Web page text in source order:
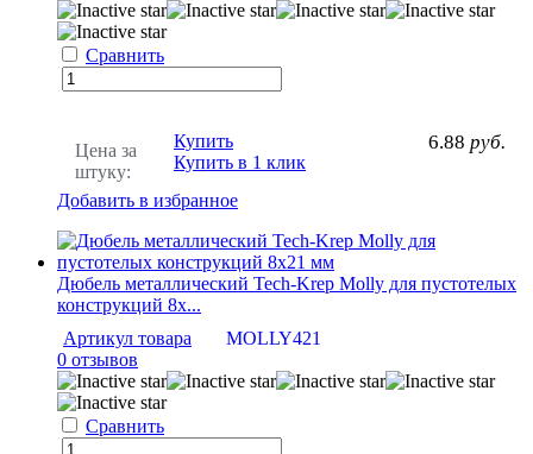
Сравнить
Цена за
штуку:
6.88 руб.
Купить
Купить в 1 клик
Добавить в избранное
Дюбель металлический Tech-Krep Molly для пустотелых
конструкций 8х...
Артикул товара
MOLLY421
0 отзывов
Сравнить